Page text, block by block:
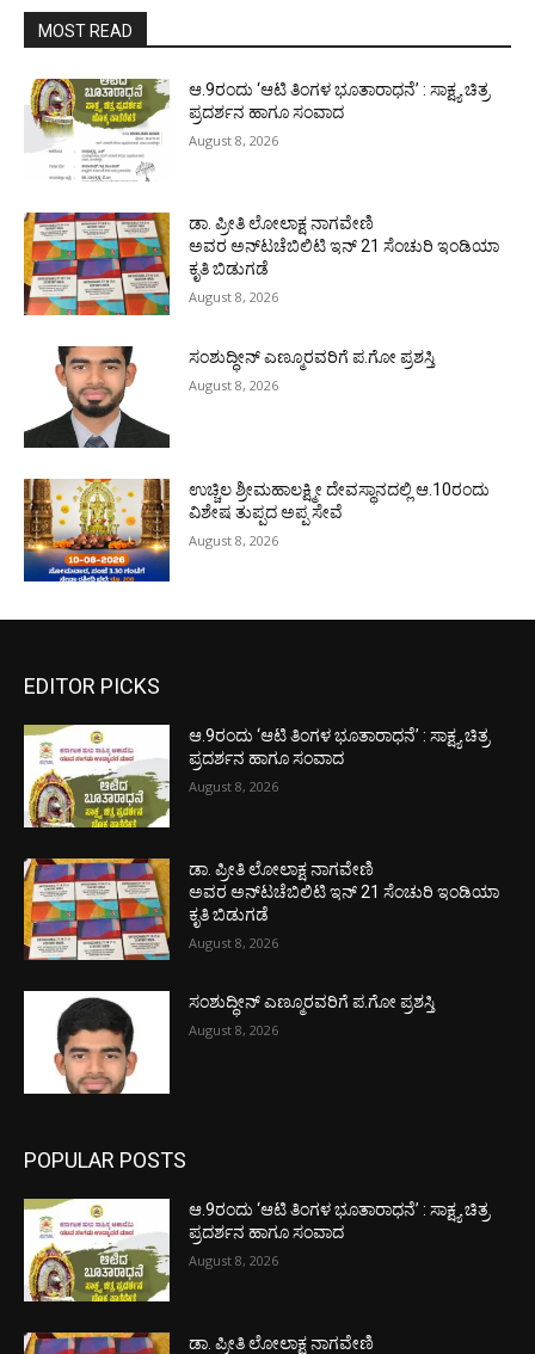
MOST READ
ಆ.9ರಂದು ‘ಆಟಿ ತಿಂಗಳ ಭೂತಾರಾಧನೆ’ : ಸಾಕ್ಷ್ಯ ಚಿತ್ರ
ಪ್ರದರ್ಶನ ಹಾಗೂ ಸಂವಾದ
August 8, 2026
ಡಾ. ಪ್ರೀತಿ ಲೋಲಾಕ್ಷ ನಾಗವೇಣಿ
ಅವರ ಅನ್‌ಟಚೆಬಿಲಿಟಿ ಇನ್ 21 ಸೆಂಚುರಿ ಇಂಡಿಯಾ
ಕೃತಿ ಬಿಡುಗಡೆ
August 8, 2026
ಸಂಶುದ್ಧೀನ್ ಎಣ್ಮೂರವರಿಗೆ ಪ.ಗೋ ಪ್ರಶಸ್ತಿ
August 8, 2026
ಉಚ್ಚಿಲ ಶ್ರೀಮಹಾಲಕ್ಷ್ಮೀ ದೇವಸ್ಥಾನದಲ್ಲಿ ಆ.10ರಂದು
ವಿಶೇಷ ತುಪ್ಪದ ಅಪ್ಪ ಸೇವೆ
August 8, 2026
EDITOR PICKS
ಆ.9ರಂದು ‘ಆಟಿ ತಿಂಗಳ ಭೂತಾರಾಧನೆ’ : ಸಾಕ್ಷ್ಯ ಚಿತ್ರ
ಪ್ರದರ್ಶನ ಹಾಗೂ ಸಂವಾದ
August 8, 2026
ಡಾ. ಪ್ರೀತಿ ಲೋಲಾಕ್ಷ ನಾಗವೇಣಿ
ಅವರ ಅನ್‌ಟಚೆಬಿಲಿಟಿ ಇನ್ 21 ಸೆಂಚುರಿ ಇಂಡಿಯಾ
ಕೃತಿ ಬಿಡುಗಡೆ
August 8, 2026
ಸಂಶುದ್ಧೀನ್ ಎಣ್ಮೂರವರಿಗೆ ಪ.ಗೋ ಪ್ರಶಸ್ತಿ
August 8, 2026
POPULAR POSTS
ಆ.9ರಂದು ‘ಆಟಿ ತಿಂಗಳ ಭೂತಾರಾಧನೆ’ : ಸಾಕ್ಷ್ಯ ಚಿತ್ರ
ಪ್ರದರ್ಶನ ಹಾಗೂ ಸಂವಾದ
August 8, 2026
ಡಾ. ಪ್ರೀತಿ ಲೋಲಾಕ್ಷ ನಾಗವೇಣಿ